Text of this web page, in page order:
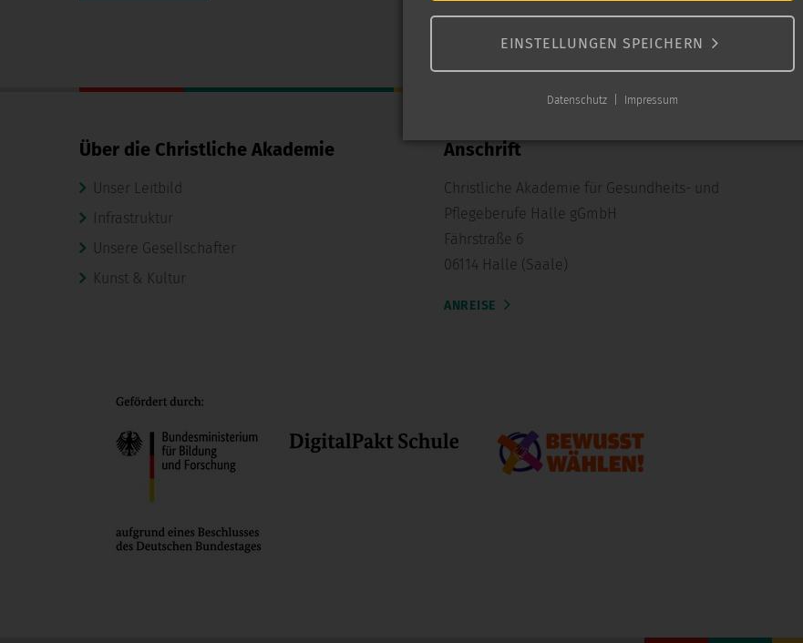
Über die Christliche Akademie
Unser Leitbild
Infrastruktur
Unsere Gesellschafter
Kunst & Kultur
Anschrift
Christliche Akademie für Gesundheits- und
Pflegeberufe Halle gGmbH
Fährstraße 6
06114 Halle (Saale)
ANREISE
EINSTELLUNGEN SPEICHERN
Datenschutz Impressum